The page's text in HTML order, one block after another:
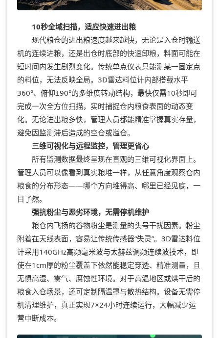
10秒全域扫描，适应快速进出粮
现代粮仓的进出粮速度越来越快，无论是入仓时输送
机的连续进粮，还是出仓时底部的快速卸粮，料面可能在
短时间内发生剧烈变化。传统单点仪表只能测某一固定点
的料位，无法反映全局。3D雷达料位计内部搭载水平
360°、俯仰±90°的多维度转动结构，最快仅需10秒即可
完成一次全方位扫描，实时捕捉仓内粮食表面的动态变
化。无论进出粮多快，管理人员都能精准掌握真实存量，
避免因监测滞后造成的空仓或溢仓。
三维可视化与远程监控，管理更省心
所有监测数据最终呈现在直观的三维可视化界面上。
管理人员可以像看到真实粮堆一样，从任意角度观察仓内
粮食的分布形态——哪个方向堆得高、哪里已经见底，一
目了然。
强抗粉尘与恶劣环境，无需停机维护
粮仓内飞扬的谷物粉尘是测量的头号干扰因素。粉尘
附着在天线表面，容易让传统传感器“失灵”。3D雷达料位
计采用140GHz高频毫米波与太赫兹调频连续波技术，即
使在1cm厚的粉尘覆盖下依然能稳定穿透、精准测量，且
无惧高湿、雾气、腐蚀性环境。对于高温地区或烘干后的
粮食入仓场景，还可定制隔温罩与散热结构。设备无需停
机清理维护，真正实现7×24小时连续运行，大幅减少运
营中断成本。